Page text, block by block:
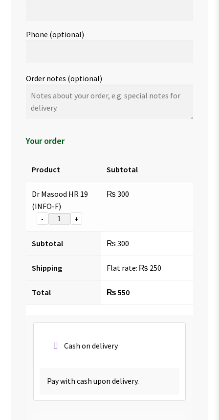
Phone (optional)
Order notes (optional)
Your order
Product Subtotal
Dr Masood HR 19
(INFO-F)
- +
₨ 300
Subtotal ₨ 300
Shipping Flat rate: ₨ 250
Total ₨ 550
Cash on delivery
Pay with cash upon delivery.